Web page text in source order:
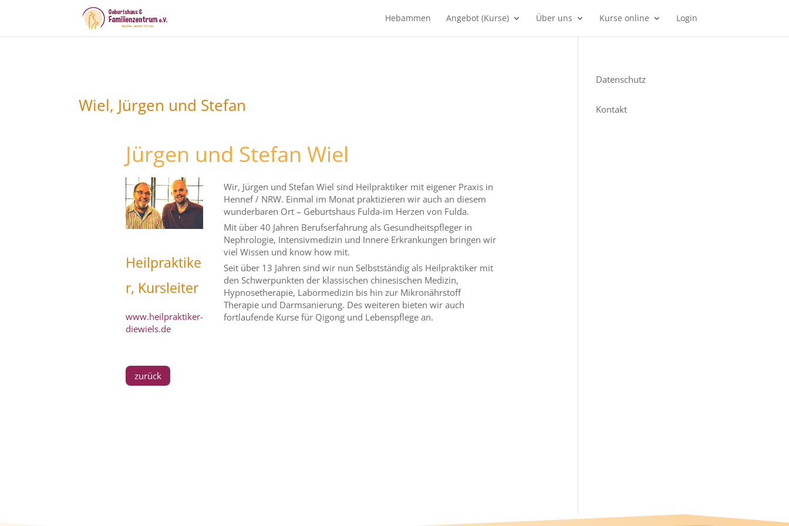
Hebammen Angebot (Kurse) Über uns Kurse online Login
Wiel, Jürgen und Stefan
Jürgen und Stefan Wiel
Heilpraktike
r, Kursleiter
www.heilpraktiker-
diewiels.de
Wir, Jürgen und Stefan Wiel sind Heilpraktiker mit eigener Praxis in
Hennef / NRW. Einmal im Monat praktizieren wir auch an diesem
wunderbaren Ort – Geburtshaus Fulda-im Herzen von Fulda.
Mit über 40 Jahren Berufserfahrung als Gesundheitspfleger in
Nephrologie, Intensivmedizin und Innere Erkrankungen bringen wir
viel Wissen und know how mit.
Seit über 13 Jahren sind wir nun Selbstständig als Heilpraktiker mit
den Schwerpunkten der klassischen chinesischen Medizin,
Hypnosetherapie, Labormedizin bis hin zur Mikronährstoff
Therapie und Darmsanierung. Des weiteren bieten wir auch
fortlaufende Kurse für Qigong und Lebenspflege an.
zurück
Datenschutz
Kontakt